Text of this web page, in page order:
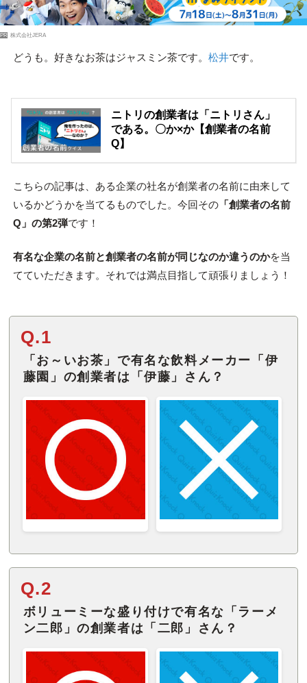
PR 株式会社JERA
どうも。好きなお茶はジャスミン茶です。 松井です。
ニトリの創業者は「ニトリさん」
である。〇か×か【創業者の名前
Q】
こちらの記事は、ある企業の社名が創業者の名前に由来して
いるかどうかを当てるものでした。今回その「創業者の名前
Q」の第2弾です！
有名な企業の名前と創業者の名前が同じなのか違うのかを当
てていただきます。それでは満点目指して頑張りましょう！
Q.1
「お～いお茶」で有名な飲料メーカー「伊
藤園」の創業者は「伊藤」さん？
Q.2
ボリューミーな盛り付けで有名な「ラーメ
ン二郎」の創業者は「二郎」さん？